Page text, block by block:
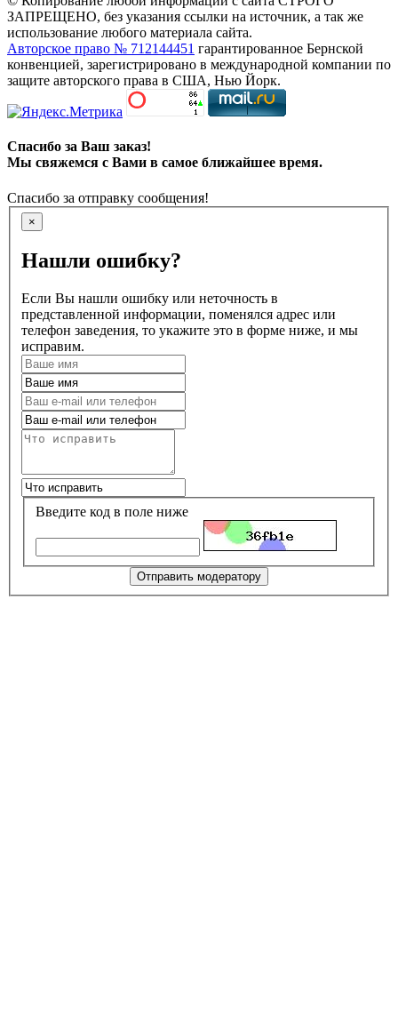
ЗАПРЕЩЕНО, без указания ссылки на источник, а так же
использование любого материала сайта.
Авторское право № 712144451 гарантированное Бернской
конвенцией, зарегистрировано в международной компании по
защите авторского права в США, Нью Йорк.
Спасибо за Ваш заказ!
Мы свяжемся с Вами в самое ближайшее время.
Спасибо за отправку сообщения!
×
Нашли ошибку?
Если Вы нашли ошибку или неточность в
представленной информации, поменялся адрес или
телефон заведения, то укажите это в форме ниже, и мы
исправим.
Введите код в поле ниже
Отправить модератору